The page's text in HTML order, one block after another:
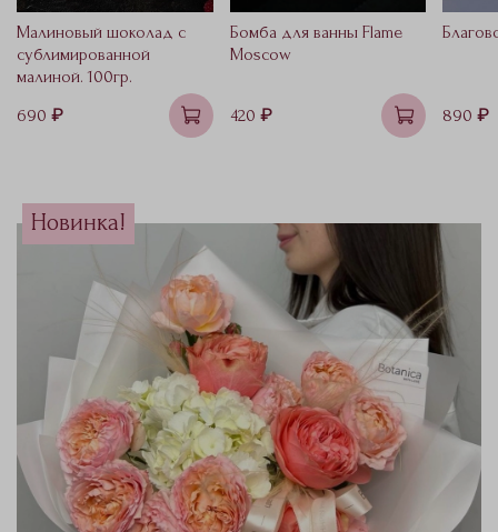
Малиновый шоколад с
сублимированной
малиной. 100гр.
690 ₽
Бомба для ванны Flame
Moscow
420 ₽ 890 ₽
Новинка!